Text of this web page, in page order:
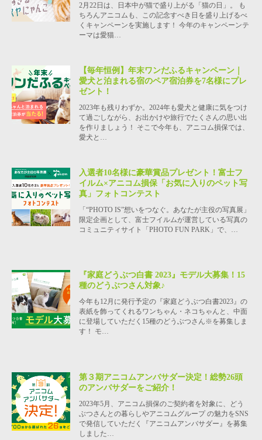
2月22日は、日本中が猫で盛り上がる「猫の日」。 も
ちろんアニコムも、この記念すべき日を盛り上げるべ
くキャンペーンを実施します！ 今年のキャンペーンテ
ーマは愛猫…
【毎年恒例】年末ワンだふるキャンペーン｜
愛犬と泊まれる宿のペア宿泊券を7名様にプレ
ゼント！
2023年も残りわずか。2024年も愛犬と健康に気をつけ
て過ごしながら、お出かけや旅行でたくさんの思い出
を作りましょう！ そこで今年も、アニコム損保では、
愛犬と…
入選者10名様に豪華賞品プレゼント！富士フ
イルム×アニコム損保「お気に入りのペット写
真」フォトコンテスト
「“PHOTO IS”想いをつなぐ。あなたが主役の写真展」
限定企画として、富士フイルムが運営している写真の
コミュニティサイト「PHOTO FUN PARK」で、…
『家庭どうぶつ白書 2023』モデル大募集！15
種のどうぶつさん対象♪
今年も12月に発行予定の『家庭どうぶつ白書2023』の
表紙を飾ってくれるワンちゃん・ネコちゃんと、中面
に登場していただく15種のどうぶつさん※を募集しま
す！ モ…
第３期アニコムアンバサダー決定！総勢26頭
のアンバサダーをご紹介！
2023年5月、アニコム損保のご契約者を対象に、どう
ぶつさんとの暮らしやアニコムグループ の魅力をSNS
で発信していただく『アニコムアンバサダー』を募集
しました…